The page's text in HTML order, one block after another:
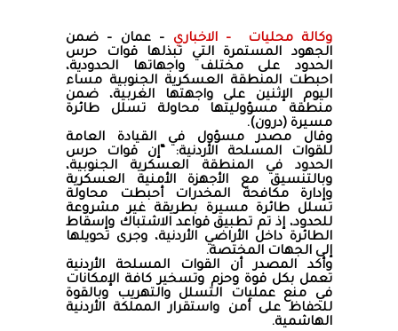
وكالة محليات – الاخباري – عمان – ضمن
الجهود المستمرة التي تبذلها قوات حرس
الحدود على مختلف واجهاتها الحدودية،
احبطت المنطقة العسكرية الجنوبية مساء
اليوم الإثنين على واجهتها الغربية، ضمن
منطقة مسؤوليتها محاولة تسلل طائرة
مسيرة (درون).
وقال مصدر مسؤول في القيادة العامة
للقوات المسلحة الأردنية: “إن قوات حرس
الحدود في المنطقة العسكرية الجنوبية،
وبالتنسيق مع الأجهزة الأمنية العسكرية
وإدارة مكافحة المخدرات أحبطت محاولة
تسلل طائرة مسيرة بطريقة غير مشروعة
للحدود، إذ تم تطبيق قواعد الاشتباك وإسقاط
الطائرة داخل الأراضي الأردنية، وجرى تحويلها
إلى الجهات المختصة.
وأكد المصدر أن القوات المسلحة الأردنية
تعمل بكل قوة وحزم وتسخير كافة الإمكانات
في منع عمليات التسلل والتهريب وبالقوة
للحفاظ على أمن واستقرار المملكة الأردنية
الهاشمية.